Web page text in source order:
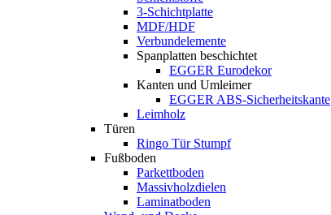
3-Schichtplatte
MDF/HDF
Verbundelemente
Spanplatten beschichtet
EGGER Eurodekor
Kanten und Umleimer
EGGER ABS-Sicherheitskante
Leimholz
Türen
Ringo Tür Stumpf
Fußboden
Parkettboden
Massivholzdielen
Laminatboden